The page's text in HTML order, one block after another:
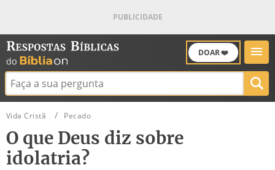
DOAR ❤️
Buscar:
Vida Cristã Pecado
O que Deus diz sobre
idolatria?